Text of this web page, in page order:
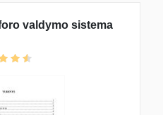
valdymo sistema